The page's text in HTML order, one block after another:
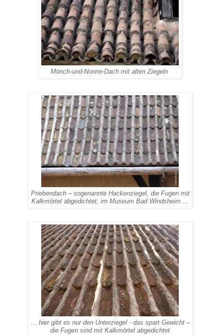
Mönch-und-Nonne-Dach mit alten Ziegeln
Priebendach – sogenannte Hackenziegel, die Fugen mit
Kalkmörtel abgedichtet, im Museum Bad Windsheim …
… hier gibt es nur den Unterziegel - das spart Gewicht –
die Fugen sind mit Kalkmörtel abgedichtet